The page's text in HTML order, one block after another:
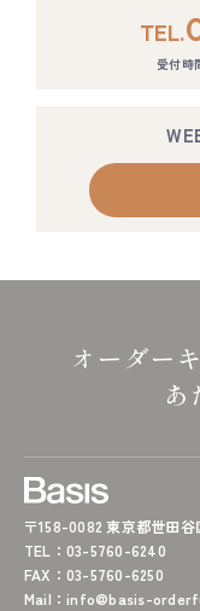
TEL.
受付時
オーダー
あ
〒158-0082 東京都世田
TEL ：03-5760-6240
FAX ：03-5760-6250
Mail ：info@basis-